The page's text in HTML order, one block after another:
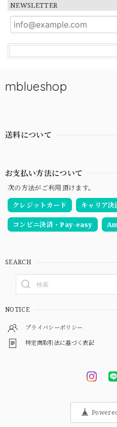
NEWSLETTER
mblueshop
送料について
お支払い方法について
次の方法がご利用頂けます。
クレジットカード
キャリア決
コンビニ決済・Pay-easy
SEARCH
NOTICE
プライバシーポリシー
特定商取引法に基づく表記